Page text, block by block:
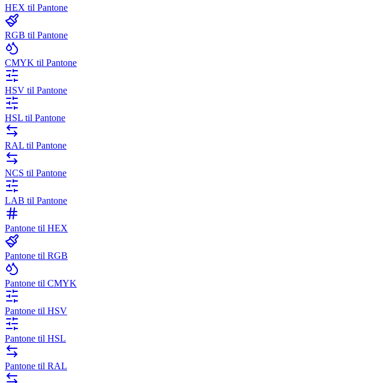
HEX til Pantone
RGB til Pantone
CMYK til Pantone
HSV til Pantone
HSL til Pantone
RAL til Pantone
NCS til Pantone
LAB til Pantone
Pantone til HEX
Pantone til RGB
Pantone til CMYK
Pantone til HSV
Pantone til HSL
Pantone til RAL